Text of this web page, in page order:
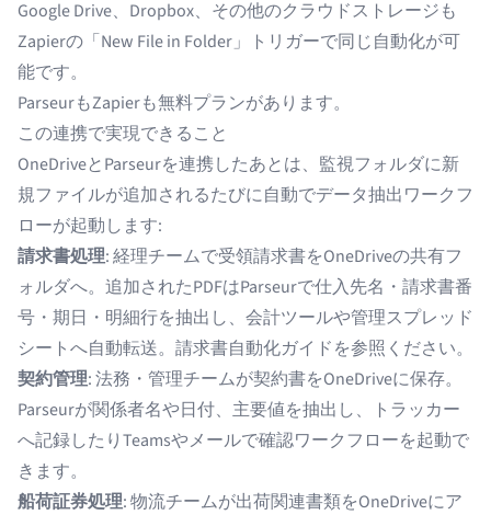
Google Drive、Dropbox、その他のクラウドストレージも
Zapierの「New File in Folder」トリガーで同じ自動化が可
能です。
ParseurもZapierも無料プランがあります。
この連携で実現できること
OneDriveとParseurを連携したあとは、監視フォルダに新
規ファイルが追加されるたびに自動でデータ抽出ワークフ
ローが起動します:
請求書処理: 経理チームで受領請求書をOneDriveの共有フ
ォルダへ。追加されたPDFはParseurで仕入先名・請求書番
号・期日・明細行を抽出し、会計ツールや管理スプレッド
シートへ自動転送。 請求書自動化ガイドを参照ください。
契約管理: 法務・管理チームが契約書をOneDriveに保存。
Parseurが関係者名や日付、主要値を抽出し、トラッカー
へ記録したりTeamsやメールで確認ワークフローを起動で
きます。
船荷証券処理: 物流チームが出荷関連書類をOneDriveにア